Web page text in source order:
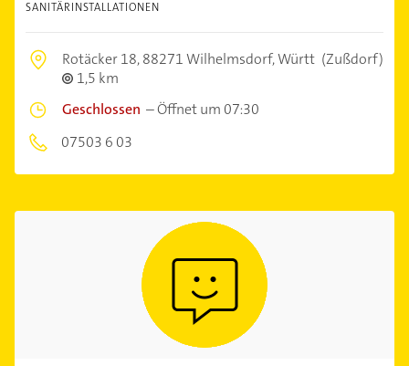
SANITÄRINSTALLATIONEN
Rotäcker 18,88271 Wilhelmsdorf, Württ (Zußdorf)
1,5 km
Geschlossen –Öffnet um 07:30
07503 6 03